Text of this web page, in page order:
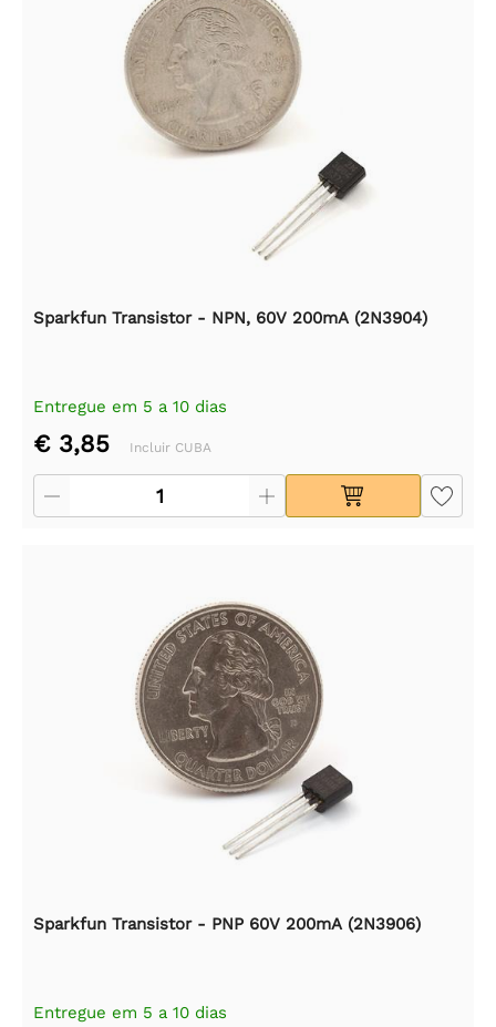
Sparkfun Transistor - NPN, 60V 200mA (2N3904)
Entregue em 5 a 10 dias
€ 3,85 Incluir CUBA
Sparkfun Transistor - PNP 60V 200mA (2N3906)
Entregue em 5 a 10 dias